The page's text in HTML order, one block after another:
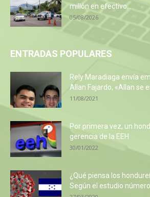
millón en efectivo...
05/08/2026
ENTRADAS POPULARES
Rely Maradiaga envía
Allan Fajardo, «Allan se
11/08/2021
Por primera vez, un
gerencia de la EEH
30/01/2022
¿Qué piensa los
Según el estudio número